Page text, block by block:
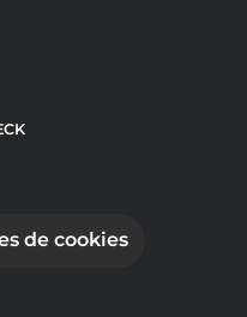
de cookies